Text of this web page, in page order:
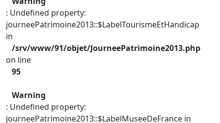
: Undefined property:
journeePatrimoine2013::$LabelTourismeEtHandicap
in
/srv/www/91/objet/JourneePatrimoine2013.php
on line
95
Warning
: Undefined property:
journeePatrimoine2013::$LabelMuseeDeFrance in